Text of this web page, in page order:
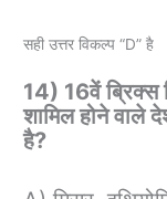
सही उत्तर विकल्प “D” है
14) 16वें
शामिल होने वाले
है?